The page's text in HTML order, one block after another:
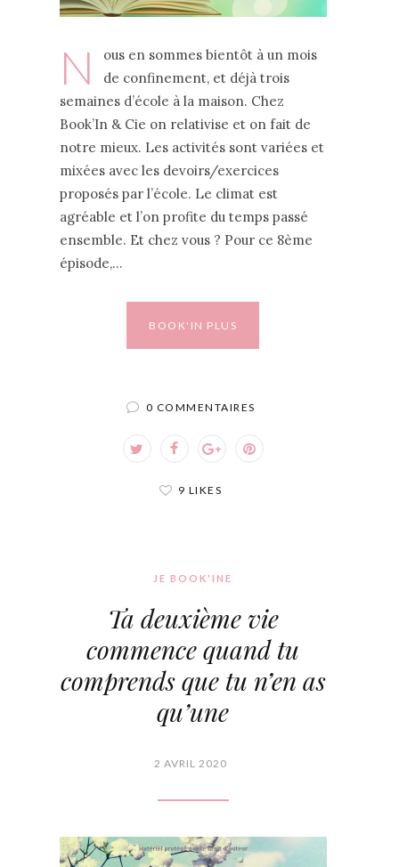
N
ous en sommes bientôt à un mois
de confinement, et déjà trois
semaines d’école à la maison. Chez
Book’In & Cie on relativise et on fait de
notre mieux. Les activités sont variées et
mixées avec les devoirs/exercices
proposés par l’école. Le climat est
agréable et l’on profite du temps passé
ensemble. Et chez vous ? Pour ce 8ème
épisode,…
BOOK'IN PLUS
0 COMMENTAIRES
9 LIKES
JE BOOK'INE
Ta deuxième vie
commence quand tu
comprends que tu n’en as
qu’une
2 AVRIL 2020